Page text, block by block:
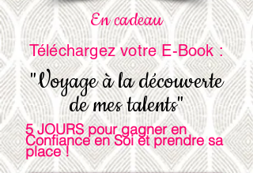
En cadeau
Téléchargez votre E-Book :
"Voyage à la découverte
de mes talents"
5 JOURS pour gagner en
Confiance en Soi et prendre sa
place !